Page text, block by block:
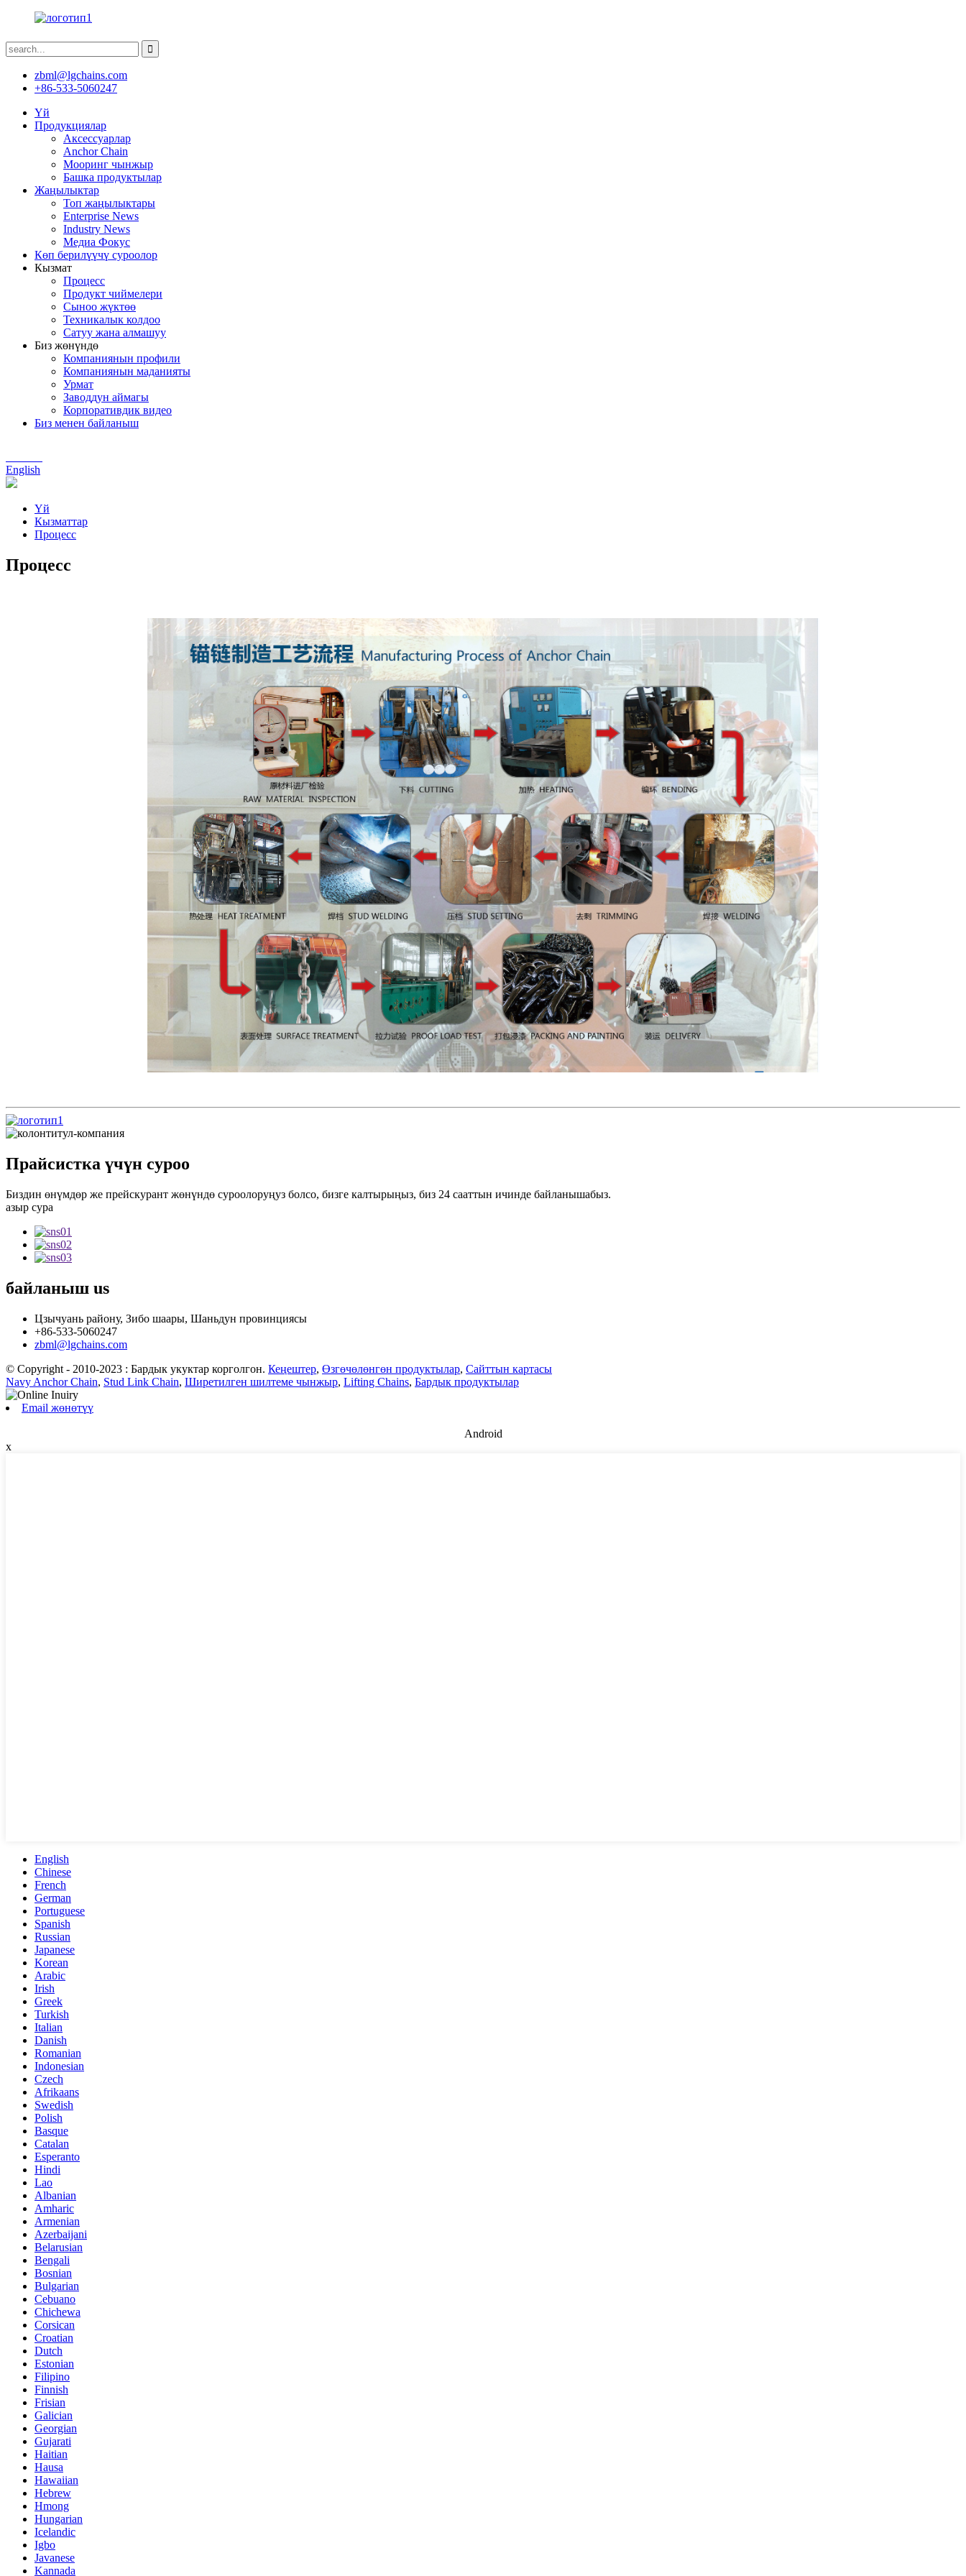
zbml@lgchains.com
+86-533-5060247
Үй
Продукциялар
Аксессуарлар
Anchor Chain
Мооринг чынжыр
Башка продуктылар
Жаңылыктар
Топ жаңылыктары
Enterprise News
Industry News
Медиа Фокус
Көп берилүүчү суроолор
Кызмат
Процесс
Продукт чиймелери
Сыноо жүктөө
Техникалык колдоо
Сатуу жана алмашуу
Биз жөнүндө
Компаниянын профили
Компаниянын маданияты
Урмат
Заводдун аймагы
Корпоративдик видео
Биз менен байланыш
English
Үй
Кызматтар
Процесс
Процесс
Прайсистка үчүн суроо
Биздин өнүмдөр же прейскурант жөнүндө суроолоруңуз болсо, бизге калтырыңыз, биз 24 сааттын ичинде байланышабыз.
азыр сура
байланыш us
Цзычуань району, Зибо шаары, Шаньдун провинциясы
+86-533-5060247
zbml@lgchains.com
© Copyright - 2010-2023 : Бардык укуктар корголгон. Кеңештер, Өзгөчөлөнгөн продуктылар, Сайттын картасы
Navy Anchor Chain, Stud Link Chain, Ширетилген шилтеме чынжыр, Lifting Chains, Бардык продуктылар
Email жөнөтүү
Android
x
English
Chinese
French
German
Portuguese
Spanish
Russian
Japanese
Korean
Arabic
Irish
Greek
Turkish
Italian
Danish
Romanian
Indonesian
Czech
Afrikaans
Swedish
Polish
Basque
Catalan
Esperanto
Hindi
Lao
Albanian
Amharic
Armenian
Azerbaijani
Belarusian
Bengali
Bosnian
Bulgarian
Cebuano
Chichewa
Corsican
Croatian
Dutch
Estonian
Filipino
Finnish
Frisian
Galician
Georgian
Gujarati
Haitian
Hausa
Hawaiian
Hebrew
Hmong
Hungarian
Icelandic
Igbo
Javanese
Kannada